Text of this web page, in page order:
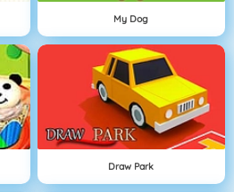
My Dog
Draw Park